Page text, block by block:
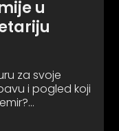
u
za svoje
i pogled koji